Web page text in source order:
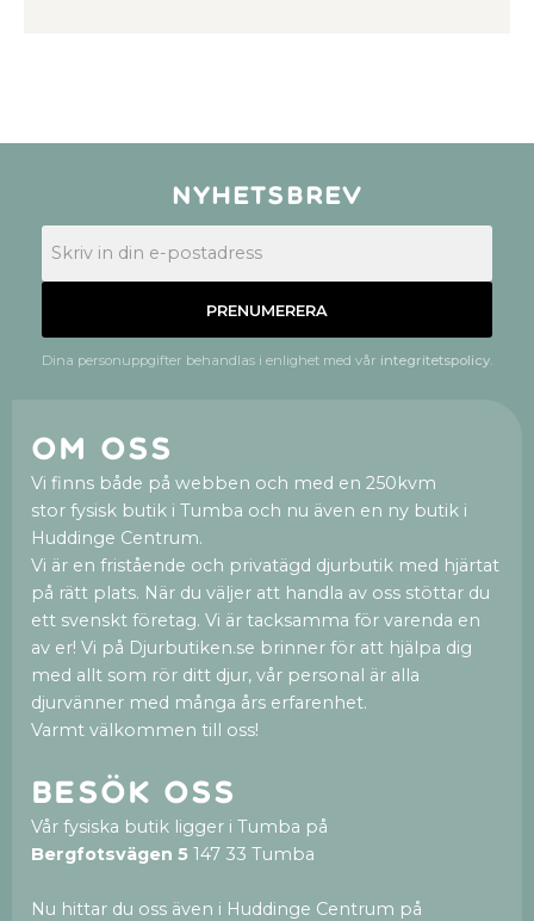
Nyhetsbrev
PRENUMERERA
Dina personuppgifter behandlas i enlighet med vår integritetspolicy.
Om oss
Vi finns både på webben och med en 250kvm
stor fysisk butik i Tumba och nu även en ny butik i
Huddinge Centrum.
Vi är en fristående och privatägd djurbutik med hjärtat
på rätt plats. När du väljer att handla av oss stöttar du
ett svenskt företag. Vi är tacksamma för varenda en
av er! Vi på Djurbutiken.se brinner för att hjälpa dig
med allt som rör ditt djur, vår personal är alla
djurvänner med många års erfarenhet.
Varmt välkommen till oss!
Besök oss
Vår fysiska butik ligger i Tumba på
Bergfotsvägen 5 147 33 Tumba
Nu hittar du oss även i Huddinge Centrum på